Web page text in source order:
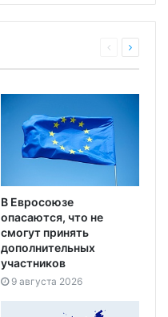
В Евросоюзе
опасаются, что не
смогут принять
дополнительных
участников
9 августа 2026